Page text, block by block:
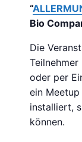
“
Bio
Die
oder per
ein
installiert,
können.